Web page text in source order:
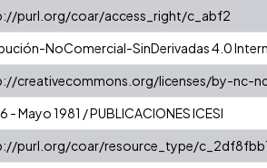
purl.org/coar/access_right/c_abf2
NoComercial-SinDerivadas 4.0
creativecommons.org/licenses/by-nc-
- Mayo 1981 / PUBLICACIONES ICESI
purl.org/coar/resource_type/